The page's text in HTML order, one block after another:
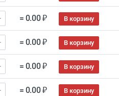
= 0.00 ₽ В корзину
= 0.00 ₽ В корзину
= 0.00 ₽ В корзину
= 0.00 ₽ В корзину